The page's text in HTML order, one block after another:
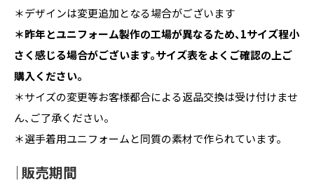
＊デザインは変更追加となる場合がございます
＊昨年とユニフォーム製作の工場が異なるため、1サイズ程小
さく感じる場合がございます。サイズ表をよくご確認の上ご
購入ください。
＊サイズの変更等お客様都合による返品交換は受け付けませ
ん、ご了承ください。
＊選手着用ユニフォームと同質の素材で作られています。
｜販売期間